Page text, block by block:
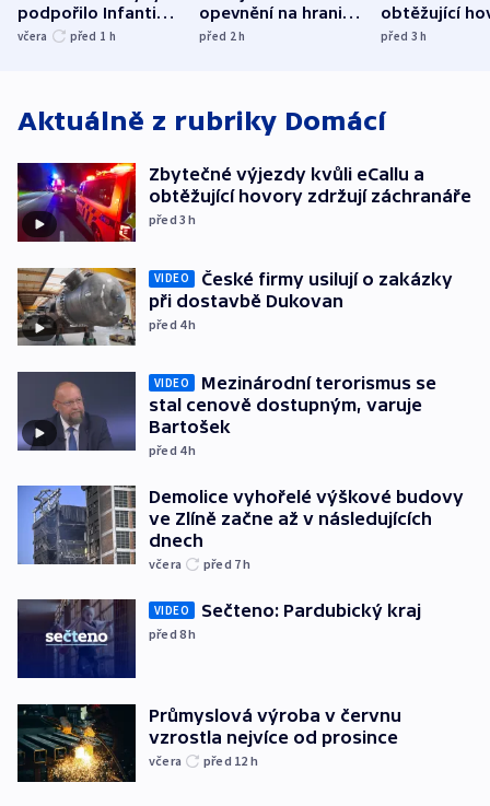
podpořilo Infantina.
UEFA trvá na
včera před 1 h
opevnění na hranici
s Běloruskem
před 2h
obtěžující
zdržují
před 3h
Aktuálně z rubriky Domácí
Zbytečné výjezdy kvůli eCallu a
obtěžující hovory zdržují záchranáře
před 3h
VIDEO
České firmy usilují o zakázky
při dostavbě Dukovan
před 4h
VIDEO
Mezinárodní terorismus se
stal cenově dostupným, varuje
Bartošek
před 4h
Demolice vyhořelé výškové budovy
ve Zlíně začne až v následujících
dnech
včera před 7h
VIDEO Sečteno: Pardubický kraj
před 8h
Průmyslová výroba v červnu
vzrostla nejvíce od prosince
včera před 12 h